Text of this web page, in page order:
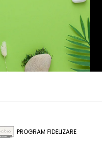
PROGRAM FIDELIZARE